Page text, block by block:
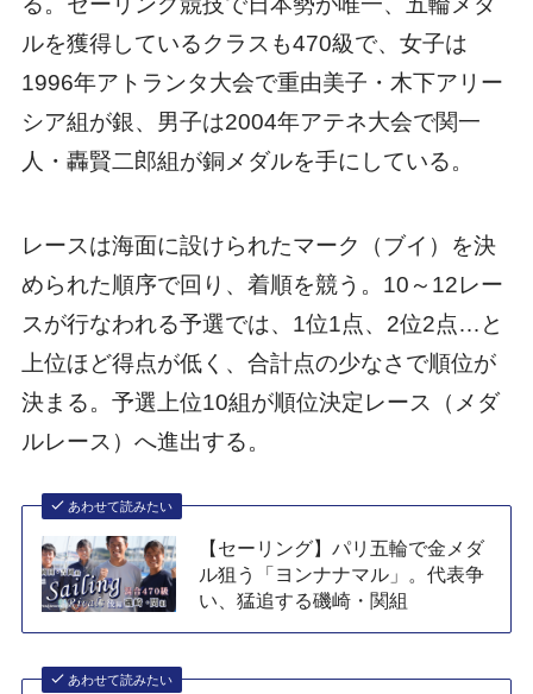
ルを獲得しているクラスも470級で、女子は
1996年アトランタ大会で重由美子・木下アリー
シア組が銀、男子は2004年アテネ大会で関一
人・轟賢二郎組が銅メダルを手にしている。
レースは海面に設けられたマーク（ブイ）を決
められた順序で回り、着順を競う。10～12レー
スが行なわれる予選では、1位1点、2位2点…と
上位ほど得点が低く、合計点の少なさで順位が
決まる。予選上位10組が順位決定レース（メダ
ルレース）へ進出する。
あわせて読みたい
【セーリング】パリ五輪で金メダ
ル狙う「ヨンナナマル」。代表争
い、猛追する磯崎・関組
あわせて読みたい